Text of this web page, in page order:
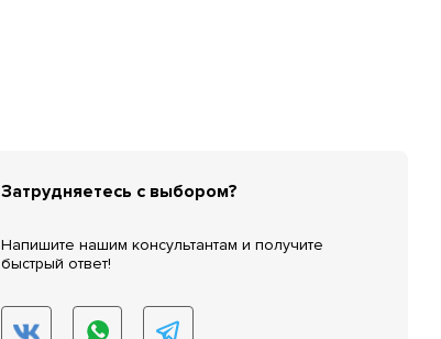
Затрудняетесь с выбором?
Напишите нашим консультантам и получите
быстрый ответ!